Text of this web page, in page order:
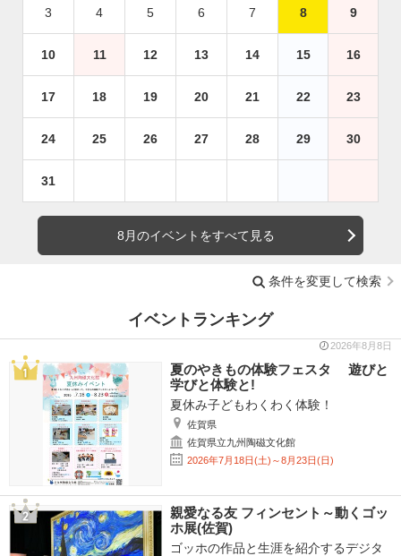
3 4 5 6 7 8 9
10 11 12 13 14 15 16
17 18 19 20 21 22 23
24 25 26 27 28 29 30
31
8月のイベントをすべて見る
条件を変更して検索
イベントランキング
2026年8月8日
夏のやきもの体験フェスタ 遊びと
学びと体験と!
夏休み子どもわくわく体験！
佐賀県
佐賀県立九州陶磁文化館
2026年7月18日(土)～8月23日(日)
親愛なる友 フィンセント～動くゴッ
ホ展(佐賀)
ゴッホの作品と生涯を紹介するデジタ